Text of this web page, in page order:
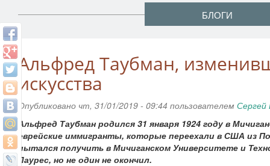
БЛОГИ
Альфред Таубман,
искусства
Опубликовано чт, 31/01/2019 - 09:44 пользователем Сергей
Альфред Таубман родился 31 января 1924 году в
еврейские иммигранты, которые переехали в США из
пытался получить в Мичиганском Университете и
Лаурес, но не один не окончил.